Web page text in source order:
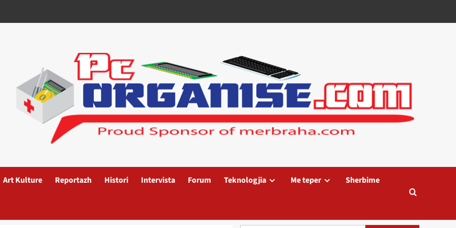
Art Kulture Reportazh Histori Intervista Forum Teknologjia Me teper Sherbime